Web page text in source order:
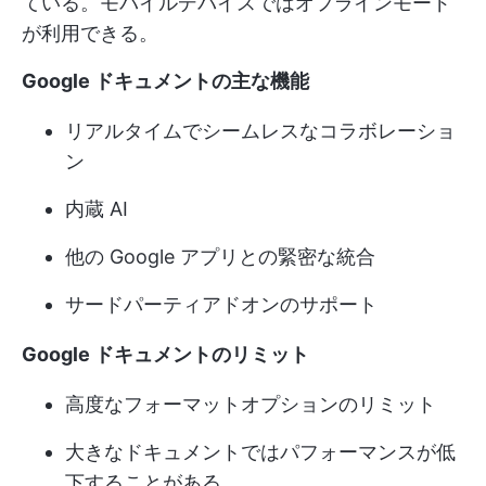
が利用できる。
Google ドキュメントの主な機能
リアルタイムでシームレスなコラボレーショ
ン
内蔵 AI
他の Google アプリとの緊密な統合
サードパーティアドオンのサポート
Google ドキュメントのリミット
高度なフォーマットオプションのリミット
大きなドキュメントではパフォーマンスが低